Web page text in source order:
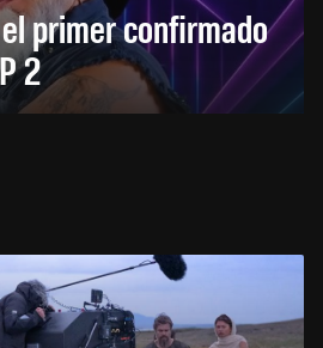
primer confirmado
2